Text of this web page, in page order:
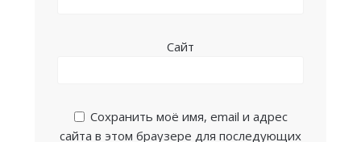
Сайт
Сохранить моё имя, email и адрес
сайта в этом браузере для последующих